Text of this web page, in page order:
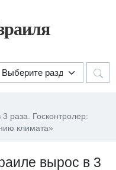
раза. Госконтролер:
климата»
вырос в 3